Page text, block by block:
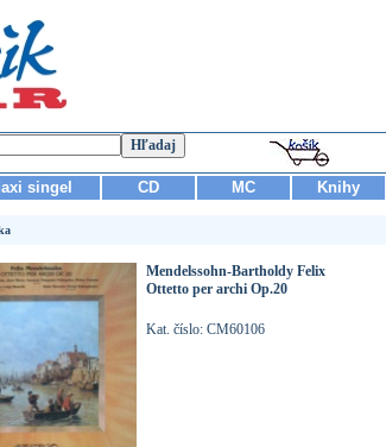
singel CD MC Knihy
Mendelssohn-Bartholdy Felix
Ottetto per archi Op.20
Kat. číslo: CM60106